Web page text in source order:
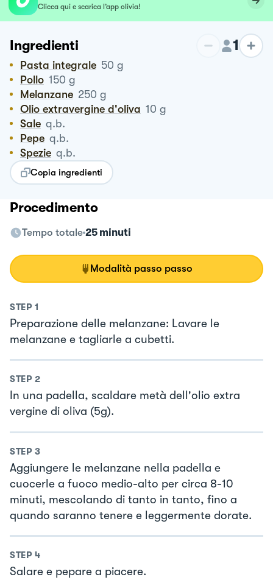
Clicca qui e scarica l’app olivia!
Ingredienti 1
Pasta integrale 50 g
Pollo 150 g
Melanzane 250 g
Olio extravergine d'oliva 10 g
Sale q.b.
Pepe q.b.
Spezie q.b.
Copia ingredienti
Procedimento
Tempo totale 25 minuti
Modalità passo passo
STEP 1
Preparazione delle melanzane: Lavare le
melanzane e tagliarle a cubetti.
STEP 2
In una padella, scaldare metà dell'olio extra
vergine di oliva (5g).
STEP 3
Aggiungere le melanzane nella padella e
cuocerle a fuoco medio-alto per circa 8-10
minuti, mescolando di tanto in tanto, fino a
quando saranno tenere e leggermente dorate.
STEP 4
Salare e pepare a piacere.